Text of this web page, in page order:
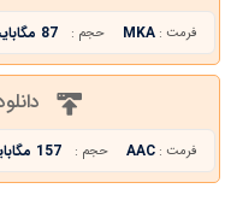
فرمت : MKA حجم : 87 مگابایت
فرمت : AAC حجم : 157 مگابایت